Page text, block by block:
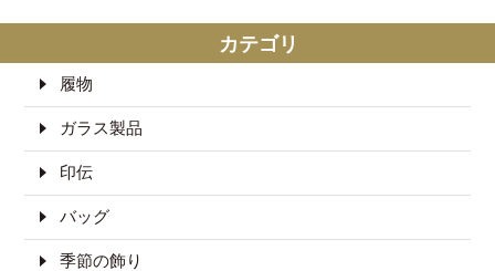
カテゴリ
履物
ガラス製品
印伝
バッグ
季節の飾り